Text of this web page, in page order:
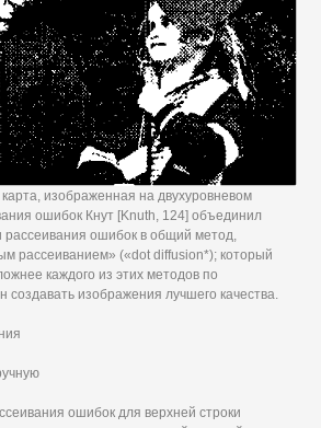
изображенная на двухуровневом
ошибок Кнут [Knuth, 124] объединил
рассеивания ошибок в общий метод,
рассеиванием» («dot diffusion*); который
каждого из этих методов по
создавать изображения лучшего качества.
ошибок для верхней строки